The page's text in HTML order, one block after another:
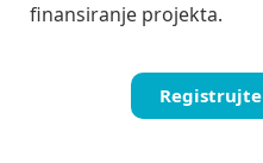
finansiranje projekta.